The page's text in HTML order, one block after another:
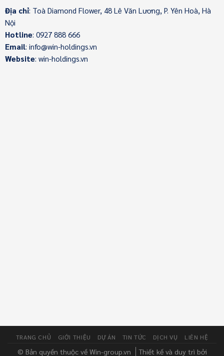
Địa chỉ: Toà Diamond Flower, 48 Lê Văn Lương, P. Yên Hoà, Hà
Nội
Hotline: 0927 888 666
Email: info@win-holdings.vn
Website: win-holdings.vn
TRANG CHỦ GIỚI THIỆU DỰ ÁN TIN TỨC DỊCH VỤ LIÊN HỆ
© Bản quyền thuộc về Win-group.vn Thiết kế và duy trì bởi